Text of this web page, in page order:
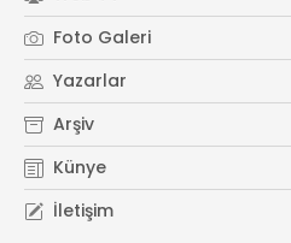
Foto Galeri
Yazarlar
Arşiv
Künye
İletişim